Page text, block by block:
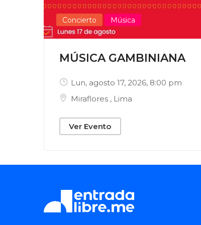
Concierto Música
MÚSICA GAMBINIANA
Lun, agosto 17, 2026, 8:00 pm
Miraflores , Lima
Ver Evento